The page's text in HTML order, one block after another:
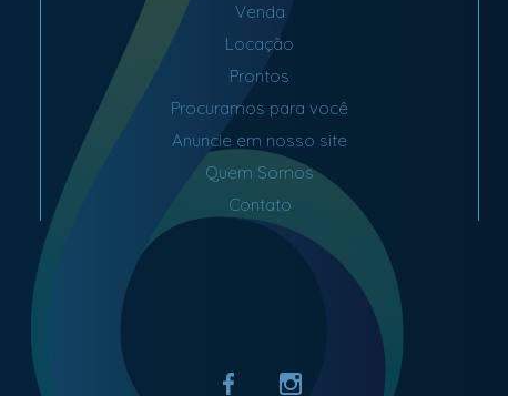
Venda
Locação
Prontos
Procuramos para você
Anuncie em nosso site
Quem Somos
Contato